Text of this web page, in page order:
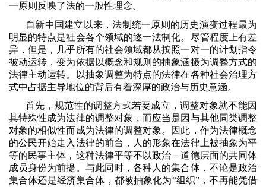
一原则反映了法的一般性理念。
自新中国建立以来，法制统一原则的历史演变过程最为
明显的特点是社会各个领域的逐一法制化。尽管程度上有差
异，但是，几乎所有的社会领域都从按照一对一的计划指令
被动运转，变为依据以概念和规则的抽象涵摄为调整方式的
法律主动运转。以抽象调整为特点的法律在各种社会治理方
式中占据主导地位的背后有着深厚的政治与历史意涵。
首先，规范性的调整方式若要成立，调整对象就不能因
其特殊性成为法律的调整对象，而应当是因与其他同类调整
对象的相似性而成为法律的调整对象。因此，作为法律概念
的公民开始走入法律的前台，人的形象在法律上被抽象为平
等的民事主体，这种法律平等不以政治－道德层面的共同体
成员身份为前提。与此同时，各种人的集合体，不论是政治
集合体还是经济集合体，都被抽象化为“组织”，不再能凭借